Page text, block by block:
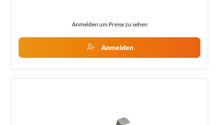
Anmelden um Preise zu sehen
Anmelden